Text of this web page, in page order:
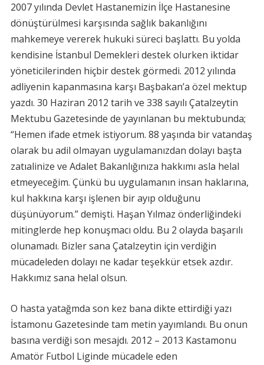
2007 yılında Devlet Hastanemizin İlçe Hastanesine
dönüştürülmesi karşısında sağlık bakanlığını
mahkemeye vererek hukuki süreci başlattı. Bu yolda
kendisine İstanbul Demekleri destek olurken iktidar
yöneticilerinden hiçbir destek görmedi. 2012 yılında
adliyenin kapanmasına karşı Başbakan’a özel mektup
yazdı. 30 Haziran 2012 tarih ve 338 sayılı Çatalzeytin
Mektubu Gazetesinde de yayınlanan bu mektubunda;
“Hemen ifade etmek istiyorum. 88 yaşında bir vatandaş
olarak bu adil olmayan uygulamanızdan dolayı başta
zatıalinize ve Adalet Bakanlığınıza hakkımı asla helal
etmeyeceğim. Çünkü bu uygulamanın insan haklarına,
kul hakkına karşı işlenen bir ayıp olduğunu
düşünüyorum.” demişti. Haşan Yılmaz önderliğindeki
mitinglerde hep konuşmacı oldu. Bu 2 olayda başarılı
olunamadı. Bizler sana Çatalzeytin için verdiğin
mücadeleden dolayı ne kadar teşekkür etsek azdır.
Hakkımız sana helal olsun.
O hasta yatağmda son kez bana dikte ettirdiği yazı
İstamonu Gazetesinde tam metin yayımlandı. Bu onun
basına verdiği son mesajdı. 2012 – 2013 Kastamonu
Amatör Futbol Liginde mücadele eden